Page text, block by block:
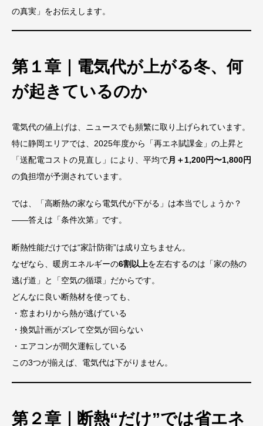
の真実」をお伝えします。
第１章｜電気代が上がる冬、何
が起きているのか
電気代の値上げは、ニュースでも頻繁に取り上げられています。
特に静岡エリアでは、2025年度から「再エネ賦課金」の上昇と
「送配電コストの見直し」により、平均で月＋1,200円〜1,800円
の負担増が予測されています。
では、「高断熱の家なら電気代が下がる」は本当でしょうか？
——答えは「条件次第」です。
断熱性能だけでは“家計防衛”は成り立ちません。
なぜなら、暖房エネルギーの6割以上を左右するのは「家の熱の
逃げ道」と「空気の循環」だからです。
どんなに良い断熱材を使っても、
・窓まわりから熱が逃げている
・換気計画がズレて空気が回らない
・エアコンが間欠運転している
この3つが揃えば、電気代は下がりません。
第２章｜断熱“だけ”では省エネ